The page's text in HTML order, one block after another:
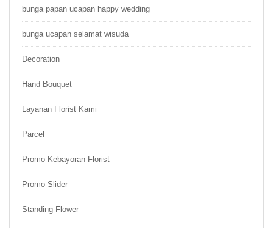
bunga papan ucapan happy wedding
bunga ucapan selamat wisuda
Decoration
Hand Bouquet
Layanan Florist Kami
Parcel
Promo Kebayoran Florist
Promo Slider
Standing Flower